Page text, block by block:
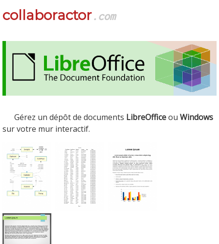
collaboractor.com
Gérez un dépôt de documents LibreOfficeou Windows
sur votre mur interactif.